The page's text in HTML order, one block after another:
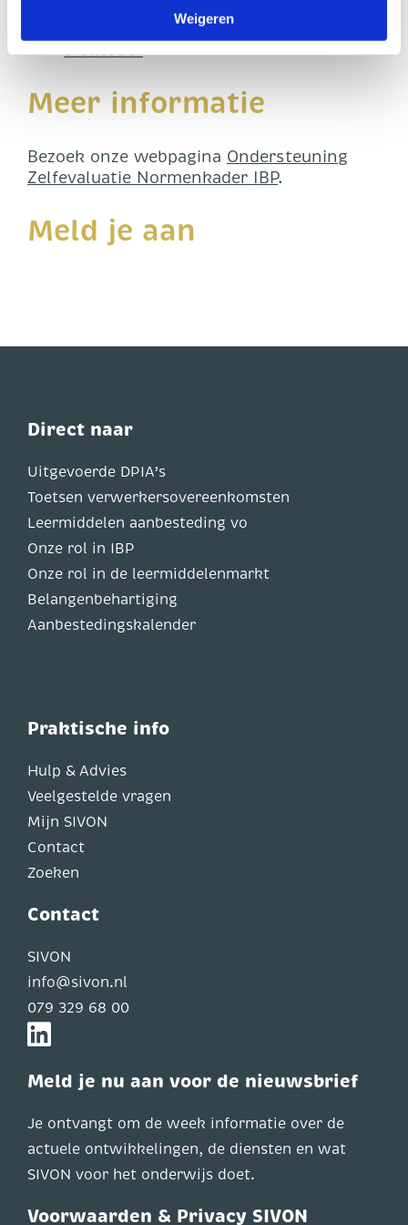
Weigeren
9 oktober
Meer informatie
Bezoek onze webpagina Ondersteuning
Zelfevaluatie Normenkader IBP.
Meld je aan
Direct naar
Uitgevoerde DPIA’s
Toetsen verwerkersovereenkomsten
Leermiddelen aanbesteding vo
Onze rol in IBP
Onze rol in de leermiddelenmarkt
Belangenbehartiging
Aanbestedingskalender
Praktische info
Hulp & Advies
Veelgestelde vragen
Mijn SIVON
Contact
Zoeken
Contact
SIVON
info@sivon.nl
079 329 68 00
Meld je nu aan voor de nieuwsbrief
Je ontvangt om de week informatie over de
actuele ontwikkelingen, de diensten en wat
SIVON voor het onderwijs doet.
Voorwaarden & Privacy SIVON